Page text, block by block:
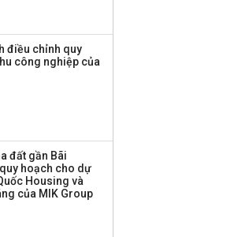
điều chỉnh quy
công nghiệp của
đất gần Bãi
hoạch cho dự
Housing và
của MIK Group